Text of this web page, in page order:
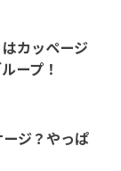
カッページ
ープ！
ジ？やっぱ